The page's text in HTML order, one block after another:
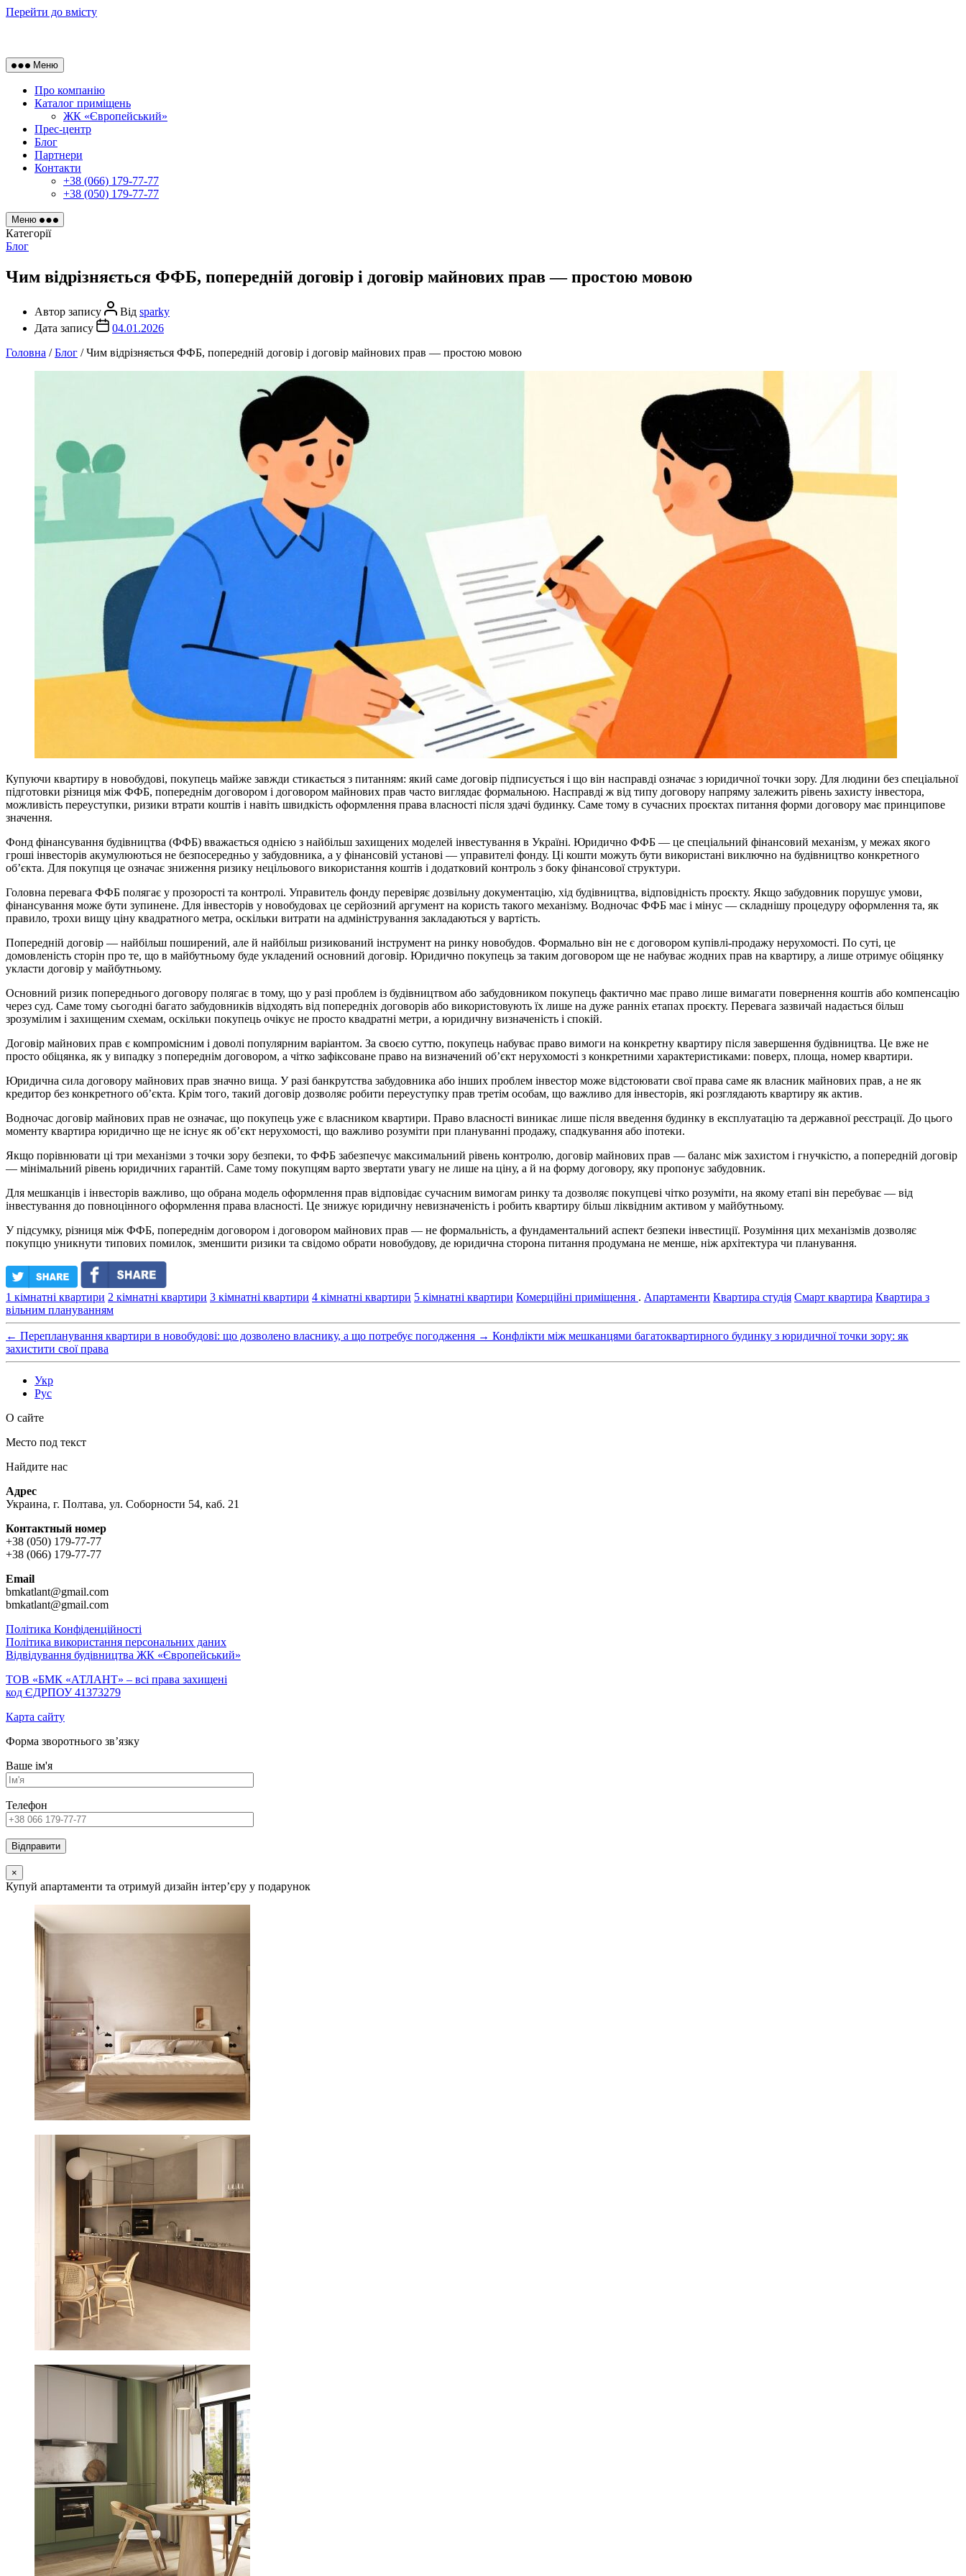
Перейти до вмісту
Меню
Про компанію
Каталог приміщень
ЖК «Європейський»
Прес-центр
Блог
Партнери
Контакти
+38 (066) 179-77-77
+38 (050) 179-77-77
Меню
Категорії
Блог
Чим відрізняється ФФБ, попередній договір і договір майнових прав — простою мовою
Автор запису Від sparky
Дата запису
04.01.2026
Головна /Блог /Чим відрізняється ФФБ, попередній договір і договір майнових прав — простою мовою
Купуючи квартиру в новобудові, покупець майже завжди стикається з питанням: який саме договір підписується і що він насправді означає з юридичної точки зору. Для людини без спеціальної
підготовки різниця між ФФБ, попереднім договором і договором майнових прав часто виглядає формальною. Насправді ж від типу договору напряму залежить рівень захисту інвестора,
можливість переуступки, ризики втрати коштів і навіть швидкість оформлення права власності після здачі будинку. Саме тому в сучасних проєктах питання форми договору має принципове
значення.
Фонд фінансування будівництва (ФФБ) вважається однією з найбільш захищених моделей інвестування в Україні. Юридично ФФБ — це спеціальний фінансовий механізм, у межах якого
гроші інвесторів акумулюються не безпосередньо у забудовника, а у фінансовій установі — управителі фонду. Ці кошти можуть бути використані виключно на будівництво конкретного
об’єкта. Для покупця це означає зниження ризику нецільового використання коштів і додатковий контроль з боку фінансової структури.
Головна перевага ФФБ полягає у прозорості та контролі. Управитель фонду перевіряє дозвільну документацію, хід будівництва, відповідність проєкту. Якщо забудовник порушує умови,
фінансування може бути зупинене. Для інвесторів у новобудовах це серйозний аргумент на користь такого механізму. Водночас ФФБ має і мінус — складнішу процедуру оформлення та, як
правило, трохи вищу ціну квадратного метра, оскільки витрати на адміністрування закладаються у вартість.
Попередній договір — найбільш поширений, але й найбільш ризикований інструмент на ринку новобудов. Формально він не є договором купівлі-продажу нерухомості. По суті, це
домовленість сторін про те, що в майбутньому буде укладений основний договір. Юридично покупець за таким договором ще не набуває жодних прав на квартиру, а лише отримує обіцянку
укласти договір у майбутньому.
Основний ризик попереднього договору полягає в тому, що у разі проблем із будівництвом або забудовником покупець фактично має право лише вимагати повернення коштів або компенсацію
через суд. Саме тому сьогодні багато забудовників відходять від попередніх договорів або використовують їх лише на дуже ранніх етапах проєкту. Перевага зазвичай надається більш
зрозумілим і захищеним схемам, оскільки покупець очікує не просто квадратні метри, а юридичну визначеність і спокій.
Договір майнових прав є компромісним і доволі популярним варіантом. За своєю суттю, покупець набуває право вимоги на конкретну квартиру після завершення будівництва. Це вже не
просто обіцянка, як у випадку з попереднім договором, а чітко зафіксоване право на визначений об’єкт нерухомості з конкретними характеристиками: поверх, площа, номер квартири.
Юридична сила договору майнових прав значно вища. У разі банкрутства забудовника або інших проблем інвестор може відстоювати свої права саме як власник майнових прав, а не як
кредитор без конкретного об’єкта. Крім того, такий договір дозволяє робити переуступку прав третім особам, що важливо для інвесторів, які розглядають квартиру як актив.
Водночас договір майнових прав не означає, що покупець уже є власником квартири. Право власності виникає лише після введення будинку в експлуатацію та державної реєстрації. До цього
моменту квартира юридично ще не існує як об’єкт нерухомості, що важливо розуміти при плануванні продажу, спадкування або іпотеки.
Якщо порівнювати ці три механізми з точки зору безпеки, то ФФБ забезпечує максимальний рівень контролю, договір майнових прав — баланс між захистом і гнучкістю, а попередній договір
— мінімальний рівень юридичних гарантій. Саме тому покупцям варто звертати увагу не лише на ціну, а й на форму договору, яку пропонує забудовник.
Для мешканців і інвесторів важливо, що обрана модель оформлення прав відповідає сучасним вимогам ринку та дозволяє покупцеві чітко розуміти, на якому етапі він перебуває — від
інвестування до повноцінного оформлення права власності. Це знижує юридичну невизначеність і робить квартиру більш ліквідним активом у майбутньому.
У підсумку, різниця між ФФБ, попереднім договором і договором майнових прав — не формальність, а фундаментальний аспект безпеки інвестиції. Розуміння цих механізмів дозволяє
покупцю уникнути типових помилок, зменшити ризики та свідомо обрати новобудову, де юридична сторона питання продумана не менше, ніж архітектура чи планування.
1 кімнатні квартири 2 кімнатні квартири 3 кімнатні квартири 4 кімнатні квартири 5 кімнатні квартири Комерційні приміщення . Апартаменти Квартира студія Смарт квартира Квартира з
вільним плануванням
← Перепланування квартири в новобудові: що дозволено власнику, а що потребує погодження → Конфлікти між мешканцями багатоквартирного будинку з юридичної точки зору: як
захистити свої права
Укр
Рус
О сайте
Место под текст
Найдите нас
Адрес
Украина, г. Полтава, ул. Соборности 54, каб. 21
Контактный номер
+38 (050) 179-77-77
+38 (066) 179-77-77
Email
bmkatlant@gmail.com
bmkatlant@gmail.com
Політика Конфіденційності
Політика використання персональних даних
Відвідування будівництва ЖК «Європейський»
ТОВ «БМК «АТЛАНТ» – всі права захищені
код ЄДРПОУ 41373279
Карта сайту
Форма зворотнього зв’язку
Ваше ім'я
Телефон
×
Купуй апартаменти та отримуй дизайн інтер’єру у подарунок